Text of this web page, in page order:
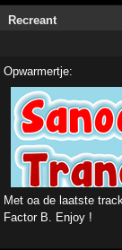
Recreant
Opwarmertje:
Met oa de laatste
Factor B. Enjoy !